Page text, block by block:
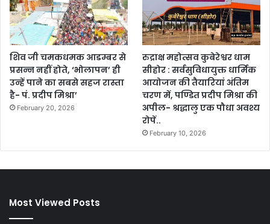
शिव जी चमकधमक आडम्बर से
प्रसन्न नहीं होते, ‘भोलापन’ ही
उन्हें पाने का सबसे सहज रास्ता
है- पं. प्रदीप मिश्रा’
February 20, 2026
रुद्राक्ष महोत्सव कुबेरेश्वर धाम
सीहोर : सर्वसुविधायुक्त धार्मिक
आयोजन की तैयारियां अंतिम
चरण में, पण्डित प्रदीप मिश्रा की
अपील- श्रद्धालु एक पौधा अवश्य
रोपें..
February 10, 2026
Most Viewed Posts